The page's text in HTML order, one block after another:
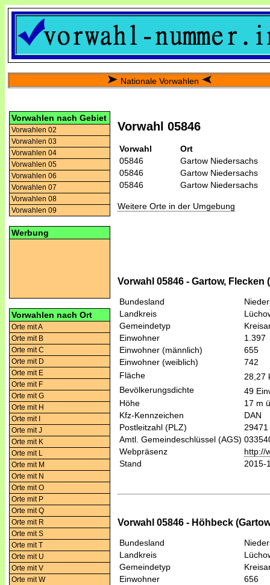
Nationale Vorwahlen
Vorwahlen nach Gebiet
Vorwahlen 02
Vorwahlen 03
Vorwahlen 04
Vorwahlen 05
Vorwahlen 06
Vorwahlen 07
Vorwahlen 08
Vorwahlen 09
Werbung
Vorwahlen nach Ort
Orte mit A
Orte mit B
Orte mit C
Orte mit D
Orte mit E
Orte mit F
Orte mit G
Orte mit H
Orte mit I
Orte mit J
Orte mit K
Orte mit L
Orte mit M
Orte mit N
Orte mit O
Orte mit P
Orte mit Q
Orte mit R
Orte mit S
Orte mit T
Orte mit U
Orte mit V
Orte mit W
Vorwahl 05846
Vorwahl
Ort
05846
Gartow Niedersachs
05846
Gartow Niedersachs
05846
Gartow Niedersachs
Weitere Orte in der Umgebung
Vorwahl 05846 - Gartow, Flecken
Bundesland
Landkreis
Gemeindetyp
Einwohner
1.397
Einwohner (männlich)
655
Einwohner (weiblich)
742
Fläche
28,27
Bevölkerungsdichte
49
Höhe
17 m
Kfz-Kennzeichen
DAN
Postleitzahl (PLZ)
29471
Amtl. Gemeindeschlüssel (AGS)
Webpräsenz
http://
Stand
2015-
Vorwahl 05846 - Höhbeck
Bundesland
Landkreis
Gemeindetyp
Einwohner
656